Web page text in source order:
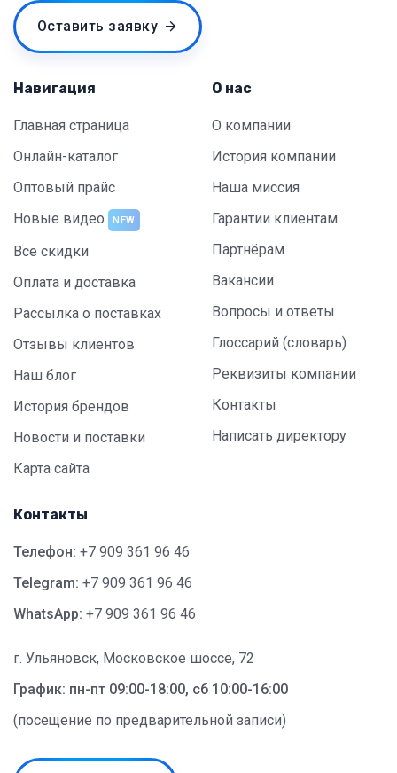
Оставить заявку
Навигация
Главная страница
Онлайн-каталог
Оптовый прайс
Новые видео
NEW
Все скидки
Оплата и доставка
Рассылка о поставках
Отзывы клиентов
Наш блог
История брендов
Новости и поставки
Карта сайта
О нас
О компании
История компании
Наша миссия
Гарантии клиентам
Партнёрам
Вакансии
Вопросы и ответы
Глоссарий (словарь)
Реквизиты компании
Контакты
Написать директору
Контакты
Телефон: +7 909 361 96 46
Telegram: +7 909 361 96 46
WhatsApp: +7 909 361 96 46
г. Ульяновск, Московское шоссе, 72
График: пн-пт 09:00-18:00, сб 10:00-16:00
(посещение по предварительной записи)